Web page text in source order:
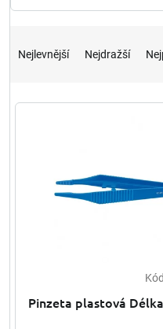
n
Nejlevnější Nejdražší
V
Pinzeta plastová